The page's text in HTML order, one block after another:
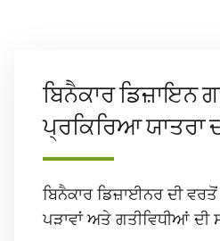
ਬਿਨੈਕਾਰ ਡਿਜ਼ਾਇਨ
ਪ੍ਰਕਿਰਿਆ ਯਾਤਰਾ
ਬਿਨੈਕਾਰ ਡਿਜ਼ਾਈਨਰ ਦੀ
ਪੜਾਵਾਂ ਅਤੇ ਗਤੀਵਿਧੀਆਂ ਦੀ